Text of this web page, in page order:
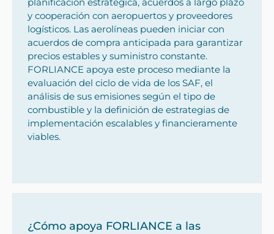
y cooperación con aeropuertos y proveedores
logísticos. Las aerolíneas pueden iniciar con
acuerdos de compra anticipada para garantizar
precios estables y suministro constante.
FORLIANCE apoya este proceso mediante la
evaluación del ciclo de vida de los SAF, el
análisis de sus emisiones según el tipo de
combustible y la definición de estrategias de
implementación escalables y financieramente
viables.
¿Cómo apoya FORLIANCE a las